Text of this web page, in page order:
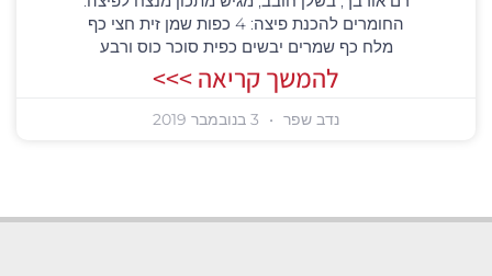
החומרים להכנת פיצה: 4 כפות שמן זית חצי כף
מלח כף שמרים יבשים כפית סוכר כוס ורבע
להמשך קריאה >>>
נדב שפר